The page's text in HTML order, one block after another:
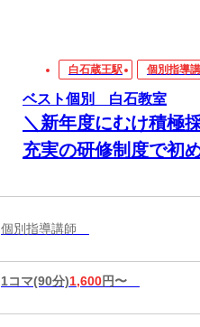
白石蔵王駅 個別指導
ベスト個別 白石教室
＼新年度にむけ積極
充実の研修制度で初
個別指導講師
1コマ(90分)1,600円〜